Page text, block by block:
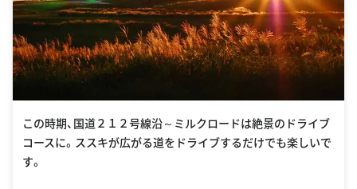
この時期、国道２１２号線沿～ミルクロードは絶景のドライブ
コースに。ススキが広がる道をドライブするだけでも楽しいで
す。